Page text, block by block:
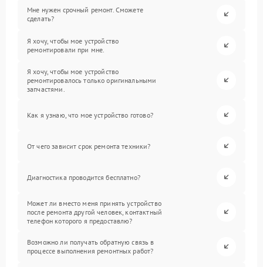
Мне нужен срочный ремонт. Сможете
сделать?
Я хочу, чтобы мое устройство
ремонтировали при мне.
Я хочу, чтобы мое устройство
ремонтировалось только оригинальными
запчастями.
Как я узнаю, что мое устройство готово?
От чего зависит срок ремонта техники?
Диагностика проводится бесплатно?
Может ли вместо меня принять устройство
после ремонта другой человек, контактный
телефон которого я предоставлю?
Возможно ли получать обратную связь в
процессе выполнения ремонтных работ?